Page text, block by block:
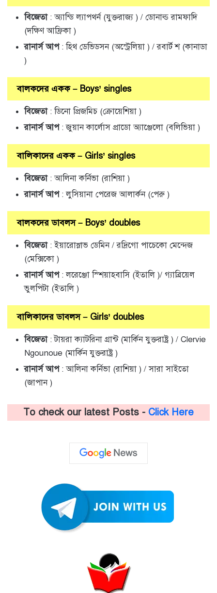
বিজেতা : অ্যান্ডি ল্যাপথর্ন (যুক্তরাজ্য ) / ডোনাল্ড রামফাদি
(দক্ষিণ আফ্রিকা )
রানার্স আপ: হিথ ডেভিডসন (অস্ট্রেলিয়া ) / রবার্ট শ (কানাডা
)
বালকদের একক – Boys’ singles
বিজেতা : ডিনো প্রিজমিচ (ক্রোয়েশিয়া )
রানার্স আপ: জুয়ান কার্লোস প্রাডো অ্যাঞ্জেলো (বলিভিয়া )
বালিকাদের একক – Girls’ singles
বিজেতা : আলিনা কর্নিভা (রাশিয়া )
রানার্স আপ: লুসিয়ানা পেরেজ আলার্কন (পেরু )
বালকদের ডাবলস – Boys’ doubles
বিজেতা : ইয়ারোস্লাভ ডেমিন / রদ্রিগো পাচেকো মেন্দেজ
(মেক্সিকো )
রানার্স আপ: লরেঞ্জো স্শিয়াহবাসি (ইতালি )/ গ্যাব্রিয়েল
ভুলপিটা (ইতালি )
বালিকাদের ডাবলস – Girls’ doubles
বিজেতা : টায়রা ক্যাটরিনা গ্রান্ট (মার্কিন যুক্তরাষ্ট্র ) / Clervie
Ngounoue (মার্কিন যুক্তরাষ্ট্র )
রানার্স আপ: আলিনা কর্নিভা (রাশিয়া ) / সারা সাইতো
(জাপান )
To check our latest Posts - Click Here